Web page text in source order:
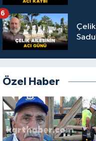
Çelik
6
Özel Haber